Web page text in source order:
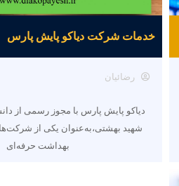
خدمات شرکت دیاکو پایش پارس
رضائیان
دیاکو پایش پارس با مجوز رسمی از
شهید بهشتی،به‌عنوان یکی از
بهداشت حرفه‌ای